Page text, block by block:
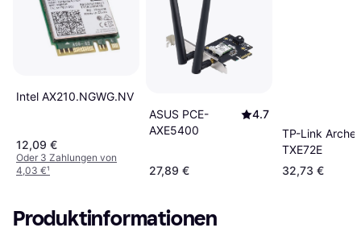
Intel AX210.NGWG.NV
12,09 €
Oder 3 Zahlungen von
4,03 €¹
ASUS PCE-
AXE5400
4.7
27,89 €
TP-Link Archer
TXE72E
32,73 €
Produktinformationen